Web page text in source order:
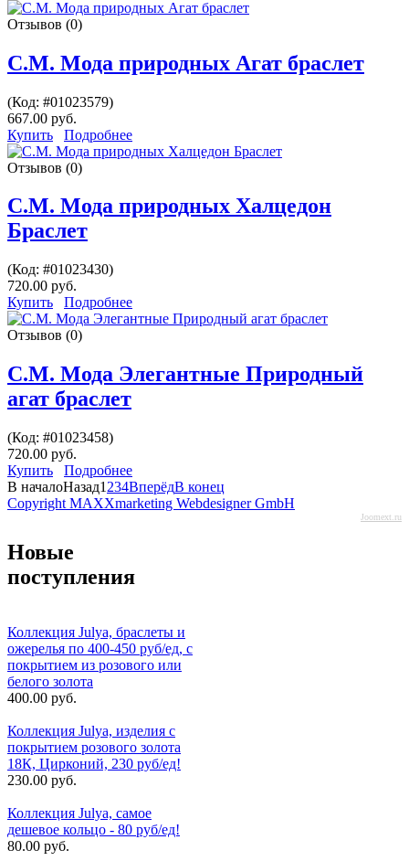
Отзывов (0)
С.М. Мода природных Агат браслет
(Код: #01023579)
667.00 руб.
Купить
Подробнее
Отзывов (0)
С.М. Мода природных Халцедон
Браслет
(Код: #01023430)
720.00 руб.
Купить
Подробнее
Отзывов (0)
С.М. Мода Элегантные Природный
агат браслет
(Код: #01023458)
720.00 руб.
Купить
Подробнее
В началоНазад1 234ВперёдВ конец
Copyright MAXXmarketing Webdesigner GmbH
Joomext.ru
Новые
поступления
Коллекция Julya, браслеты и
ожерелья по 400-450 руб/ед, с
покрытием из розового или
белого золота
400.00 руб.
Коллекция Julya, изделия с
покрытием розового золота
18К, Цирконий, 230 руб/ед!
230.00 руб.
Коллекция Julya, самое
дешевое кольцо - 80 руб/ед!
80.00 руб.